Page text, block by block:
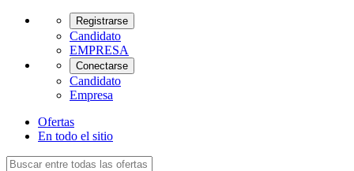
Registrarse
Candidato
EMPRESA
Conectarse
Candidato
Empresa
Ofertas
En todo el sitio